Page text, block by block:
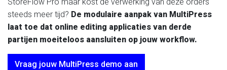
StoreFlow Pro maar kost de verwerking van deze orders
steeds meer tijd? De modulaire aanpak van MultiPress
laat toe dat online editing applicaties van derde
partijen moeiteloos aansluiten op jouw workflow.
Vraag jouw MultiPress demo aan